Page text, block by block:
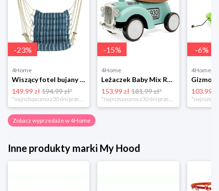
-23%
4Home
Wiszący fotel bujany Montego, drewniane podłokietniki 4-Home
149.99 zł194.99 zł*
*najniższa cena z 30 dni przed obniżką
-15%
4Home
Leżaczek Baby Mix Retro miętowy, 27 x 25 x 58 cm 4-Home
153.99 zł 181.99 zł*
*najniższa cena z 30 dni przed obniżką
-6%
4Home
103.99 zł
Zobacz wyprzedaże w 4Home
Inne produkty marki My Hood